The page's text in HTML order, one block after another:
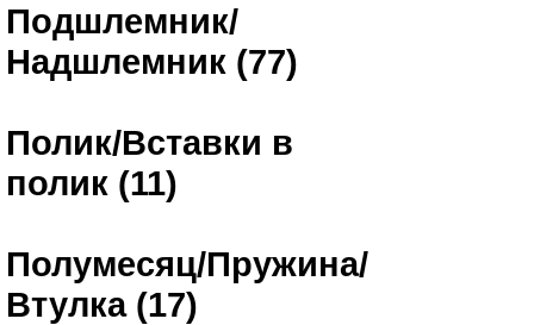
Подшлемник/
Надшлемник (77)
Полик/Вставки в
полик (11)
Полумесяц/Пружина/
Втулка (17)